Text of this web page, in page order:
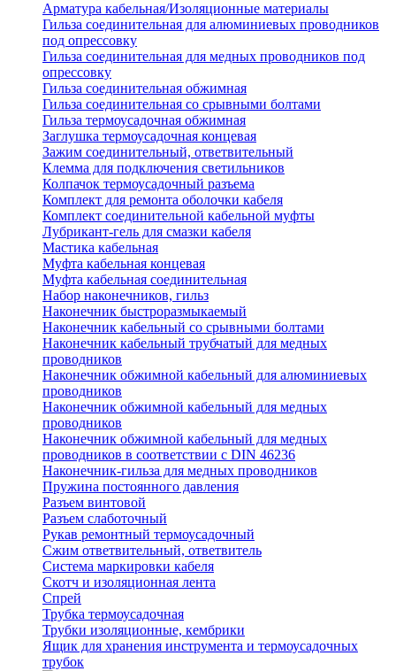
Арматура кабельная/Изоляционные материалы
Гильза соединительная для алюминиевых проводников
под опрессовку
Гильза соединительная для медных проводников под
опрессовку
Гильза соединительная обжимная
Гильза соединительная со срывными болтами
Гильза термоусадочная обжимная
Заглушка термоусадочная концевая
Зажим соединительный, ответвительный
Клемма для подключения светильников
Колпачок термоусадочный разъема
Комплект для ремонта оболочки кабеля
Комплект соединительной кабельной муфты
Лубрикант-гель для смазки кабеля
Мастика кабельная
Муфта кабельная концевая
Муфта кабельная соединительная
Набор наконечников, гильз
Наконечник быстроразмыкаемый
Наконечник кабельный со срывными болтами
Наконечник кабельный трубчатый для медных
проводников
Наконечник обжимной кабельный для алюминиевых
проводников
Наконечник обжимной кабельный для медных
проводников
Наконечник обжимной кабельный для медных
проводников в соответствии с DIN 46236
Наконечник-гильза для медных проводников
Пружина постоянного давления
Разъем винтовой
Разъем слаботочный
Рукав ремонтный термоусадочный
Сжим ответвительный, ответвитель
Система маркировки кабеля
Скотч и изоляционная лента
Спрей
Трубка термоусадочная
Трубки изоляционные, кембрики
Ящик для хранения инструмента и термоусадочных
трубок